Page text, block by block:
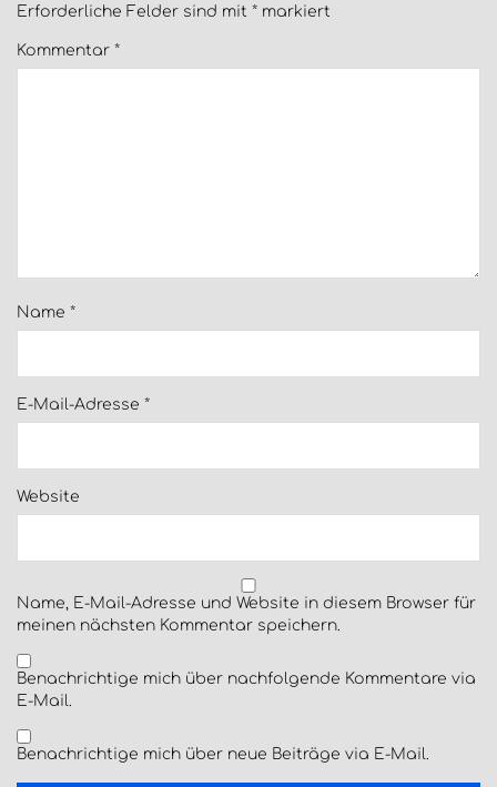
Erforderliche Felder sind mit * markiert
Kommentar *
Name *
E-Mail-Adresse *
Website
Name, E-Mail-Adresse und Website in diesem Browser für
meinen nächsten Kommentar speichern.
Benachrichtige mich über nachfolgende Kommentare via
E-Mail.
Benachrichtige mich über neue Beiträge via E-Mail.